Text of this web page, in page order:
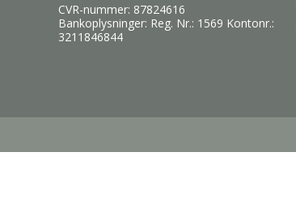
CVR-nummer: 87824616
Bankoplysninger: Reg. Nr.: 1569 Kontonr.:
3211846844